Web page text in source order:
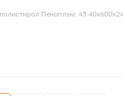
Пеноплэкс 45